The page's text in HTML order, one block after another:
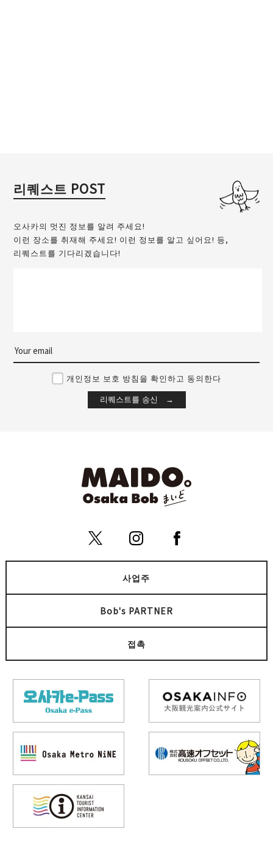
리퀘스트 POST
오사카의 멋진 정보를 알려 주세요!
이런 장소를 취재해 주세요! 이런 정보를 알고 싶어요! 등,
리퀘스트를 기다리겠습니다!
개인정보 보호 방침을 확인하고 동의한다
사업주
Bob's PARTNER
접촉